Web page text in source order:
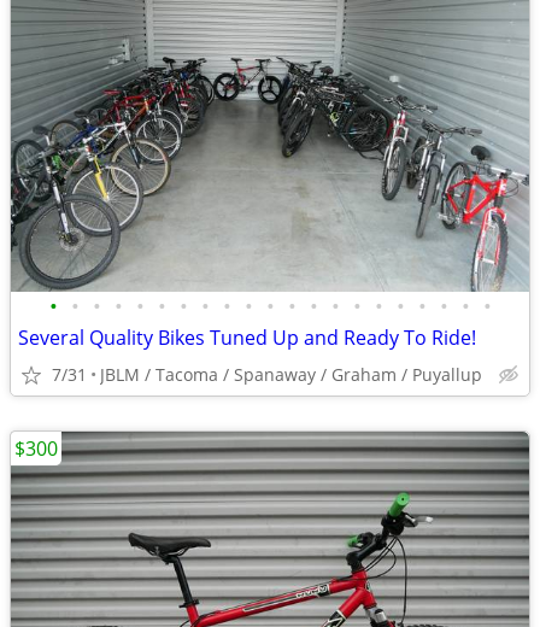
• • • • • • • • • • • • • • • • • • • • •
Several Quality Bikes Tuned Up and Ready To Ride!
7/31 JBLM / Tacoma / Spanaway / Graham / Puyallup
$300